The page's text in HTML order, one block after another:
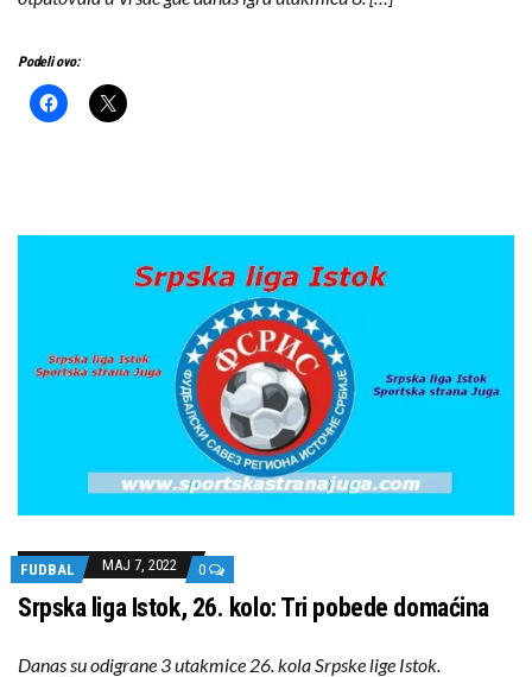
Podeli ovo:
FUDBAL MAJ 7, 2022 0
Srpska liga Istok, 26. kolo: Tri pobede domaćina
Danas su odigrane 3 utakmice 26. kola Srpske lige Istok.